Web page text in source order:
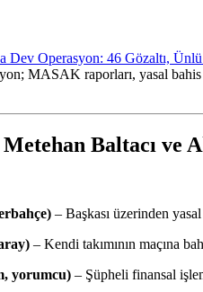
MASAK raporları, yasal
Baltacı ve
– Başkası üzerinden
– Kendi takımının maçına
yorumcu) – Şüpheli finansal